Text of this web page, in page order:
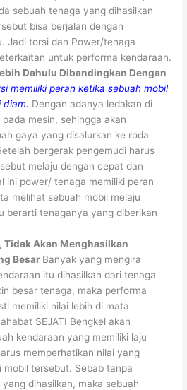
sebuah tenaga yang dihasilkan
bisa berjalan dengan
Jadi torsi dan Power/tenaga
untuk performa kendaraan.
Dahulu Dibandingkan Dengan
memiliki peran ketika sebuah mobil
diam. Dengan adanya ledakan di
mesin, sehingga akan
gaya yang disalurkan ke roda
bergerak pengemudi harus
melaju dengan cepat dan
ini power/ tenaga memiliki peran
melihat sebuah mobil melaju
berarti tenaganya yang diberikan
Tidak Akan Menghasilkan
Besar Banyak yang mengira
itu dihasilkan dari tenaga
besar tenaga, maka performa
memiliki nilai lebih di mata
SEJATI Bengkel akan
kendaraan yang memiliki laju
memperhatikan nilai yang
mobil tersebut. Sebab tanpa
dihasilkan, maka sebuah